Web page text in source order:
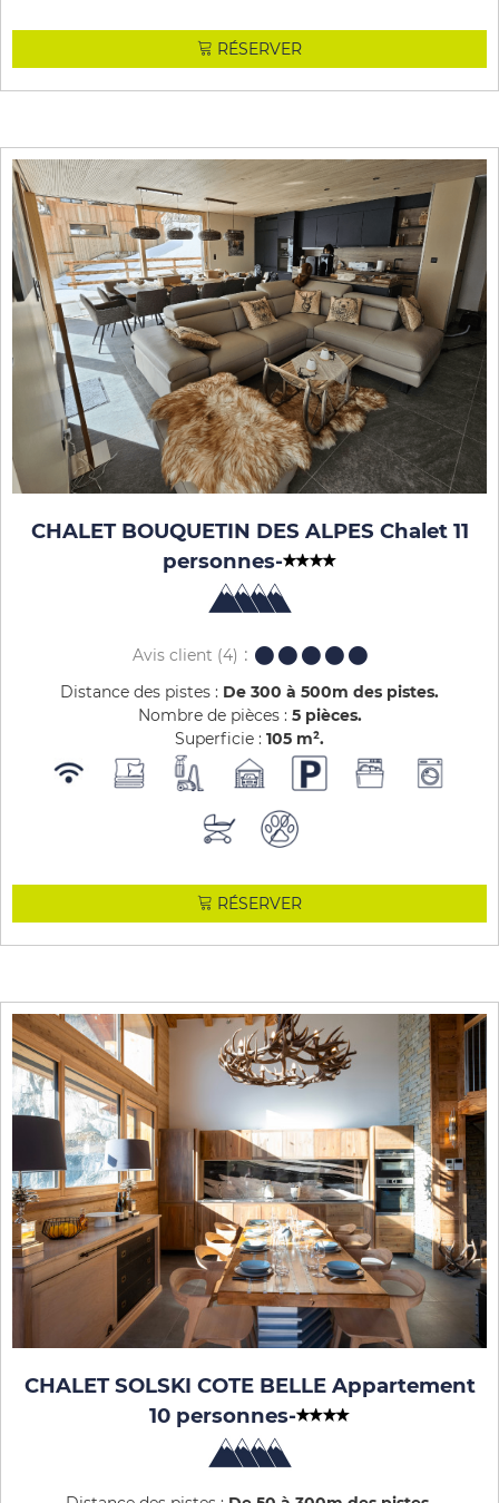
RÉSERVER
CHALET BOUQUETIN DES ALPES Chalet 11
personnes-
Avis client (4)
Distance des pistes : De 300 à 500m des pistes
Nombre de pièces : 5 pièces
Superficie : 105 m²
RÉSERVER
CHALET SOLSKI COTE BELLE Appartement
10 personnes-